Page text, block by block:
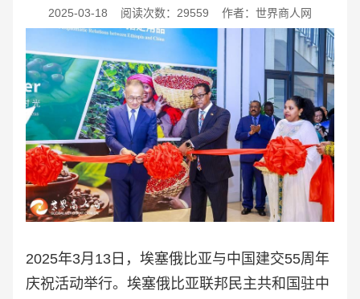
2025-03-18 阅读次数：29559 作者：世界商人网
2025年3月13日， 埃塞俄比亚与中国建交55周年
庆祝活动举行。埃塞俄比亚联邦民主共和国驻中